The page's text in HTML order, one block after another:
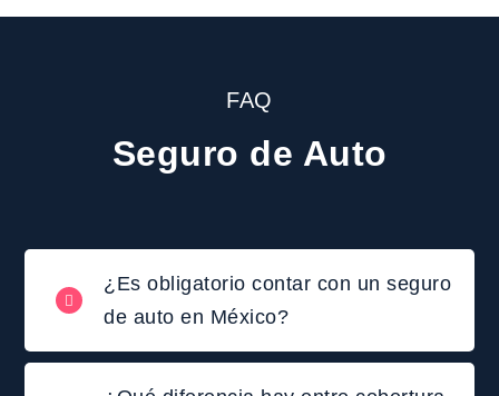
FAQ
Seguro de Auto
¿Es obligatorio contar con un seguro
de auto en México?